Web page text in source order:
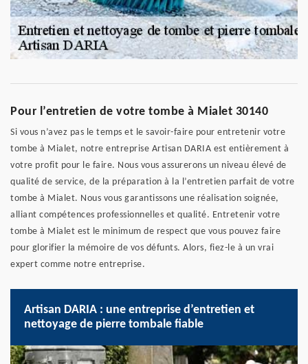
Pour l’entretien de votre tombe à Mialet 30140
Si vous n’avez pas le temps et le savoir-faire pour entretenir votre
tombe à Mialet, notre entreprise Artisan DARIA est entièrement à
votre profit pour le faire. Nous vous assurerons un niveau élevé de
qualité de service, de la préparation à la l’entretien parfait de votre
tombe à Mialet. Nous vous garantissons une réalisation soignée,
alliant compétences professionnelles et qualité. Entretenir votre
tombe à Mialet est le minimum de respect que vous pouvez faire
pour glorifier la mémoire de vos défunts. Alors, fiez-le à un vrai
expert comme notre entreprise.
Artisan DARIA : une entreprise d’entretien et
nettoyage de pierre tombale fiable